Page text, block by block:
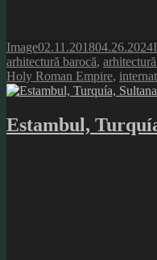
Format
ImagePosted
on
02.11.201804.26.2024
arhitectură barocă,
Holy Roman Empire,
Estambul,